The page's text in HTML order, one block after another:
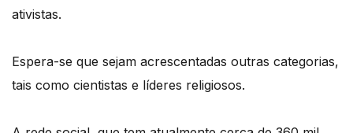
ativistas.
Espera-se que sejam acrescentadas outras categorias,
tais como cientistas e líderes religiosos.